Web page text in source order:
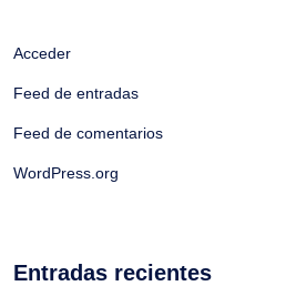
Acceder
Feed de entradas
Feed de comentarios
WordPress.org
Entradas recientes